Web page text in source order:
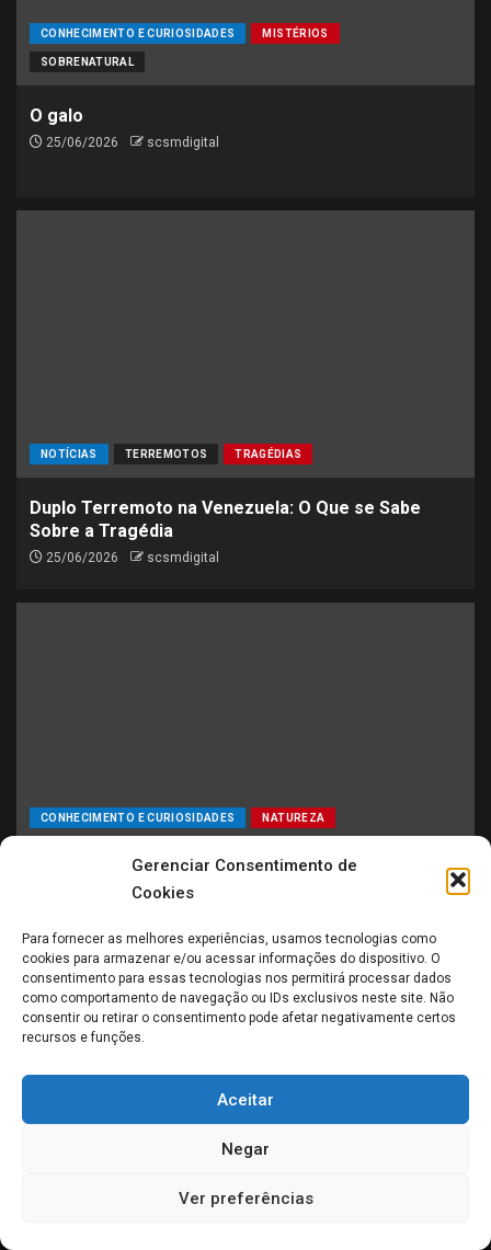
Gerenciar Consentimento de
Cookies
Para fornecer as melhores experiências, usamos tecnologias como
cookies para armazenar e/ou acessar informações do dispositivo. O
consentimento para essas tecnologias nos permitirá processar dados
como comportamento de navegação ou IDs exclusivos neste site. Não
consentir ou retirar o consentimento pode afetar negativamente certos
recursos e funções.
Aceitar
Negar
Ver preferências
CONHECIMENTO E CURIOSIDADES MISTÉRIOS
SOBRENATURAL
O galo
25/06/2026 scsmdigital
NOTÍCIAS TERREMOTOS TRAGÉDIAS
Duplo Terremoto na Venezuela: O Que se Sabe
Sobre a Tragédia
25/06/2026 scsmdigital
CONHECIMENTO E CURIOSIDADES NATUREZA
Tardígrados: Os Minúsculos Que Podem Sobreviver
08/06/2026 scsmdigital
POSTAGENS MAIS VISTAS
Imagem de esfera voadora em Mossul, no Iraque, agita a
Ufologia
Atentado na Praça dos Três Poderes, em Brasília, deixa um